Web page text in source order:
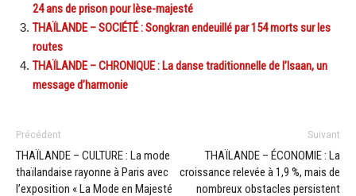
24 ans de prison pour lèse-majesté
THAÏLANDE – SOCIÉTÉ : Songkran endeuillé par 154 morts sur les
routes
THAÏLANDE – CHRONIQUE : La danse traditionnelle de l’Isaan, un
message d’harmonie
Précédent
THAÏLANDE – CULTURE : La mode
thaïlandaise rayonne à Paris avec
l’exposition « La Mode en Majesté
Suivant
THAÏLANDE – ÉCONOMIE : La
croissance relevée à 1,9 %, mais de
nombreux obstacles persistent